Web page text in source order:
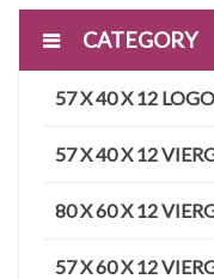
CATEGORY
57 X 40 X 12
57 X 40 X 12
80 X 60 X 12
57 X 60 X 12